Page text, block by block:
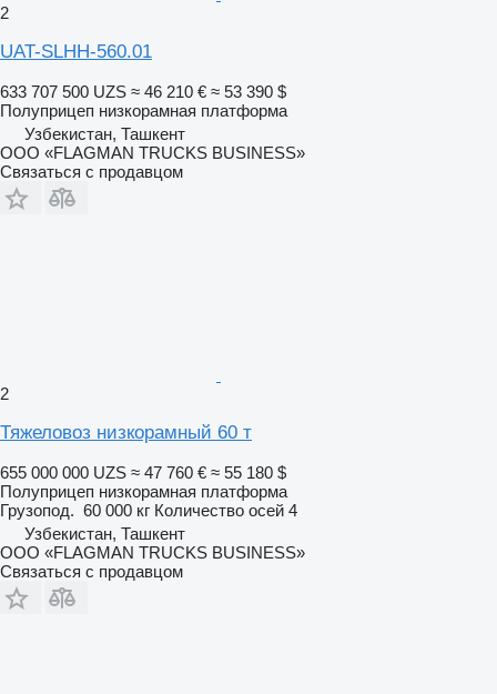
2
UAT-SLHH-560.01
633 707 500 UZS ≈ 46 210 € ≈ 53 390 $
Полуприцеп низкорамная платформа
Узбекистан, Ташкент
ООО «FLAGMAN TRUCKS BUSINESS»
Связаться с продавцом
2
Тяжеловоз низкорамный 60 т
655 000 000 UZS ≈ 47 760 € ≈ 55 180 $
Полуприцеп низкорамная платформа
Грузопод. 60 000 кг Количество осей 4
Узбекистан, Ташкент
ООО «FLAGMAN TRUCKS BUSINESS»
Связаться с продавцом